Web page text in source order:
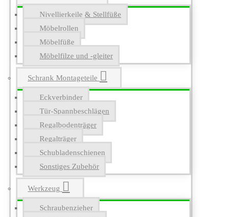
Nivellierkeile & Stellfüße
Möbelrollen
Möbelfüße
Möbelfilze und -gleiter
Schrank Montageteile
Eckverbinder
Tür-Spannbeschlägen
Regalbodenträger
Regalträger
Schubladenschienen
Sonstiges Zubehör
Werkzeug
Schraubenzieher